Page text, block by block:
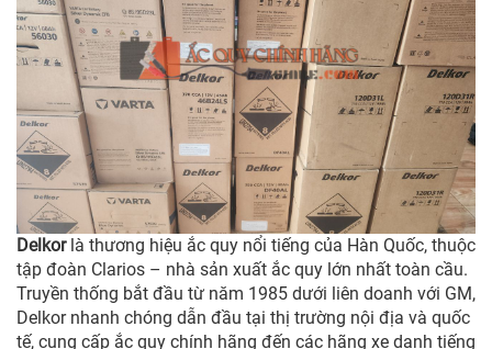
Delkorlà thương hiệu ắc quy nổi tiếng của Hàn Quốc, thuộc
tập đoàn Clarios – nhà sản xuất ắc quy lớn nhất toàn cầu.
Truyền thống bắt đầu từ năm 1985 dưới liên doanh với GM,
Delkor nhanh chóng dẫn đầu tại thị trường nội địa và quốc
tế, cung cấp ắc quy chính hãng đến các hãng xe danh tiếng